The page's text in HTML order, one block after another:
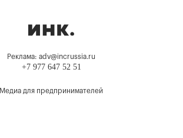
Реклама: adv@incrussia.ru
+7 977 647 52 51
Медиа для предпринимателей